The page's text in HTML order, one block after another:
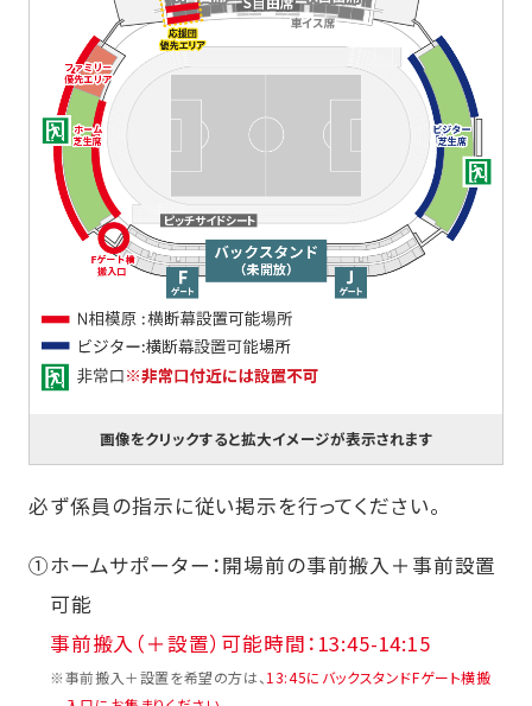
画像をクリックすると拡大イメージが表示されます
必ず係員の指示に従い掲示を行ってください。
①ホームサポーター：開場前の事前搬入＋事前設置
可能
事前搬入（＋設置）可能時間：13:45-14:15
※事前搬入＋設置を希望の方は、 13:45にバックスタンドFゲート横搬